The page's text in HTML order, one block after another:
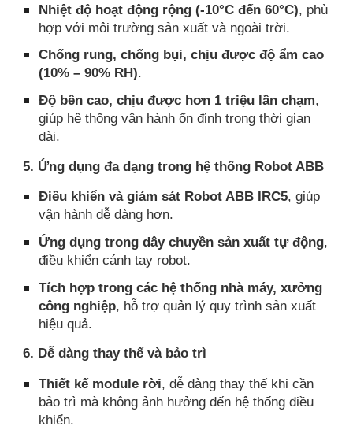
Nhiệt độ hoạt động rộng (-10°C đến 60°C), phù
hợp với môi trường sản xuất và ngoài trời.
Chống rung, chống bụi, chịu được độ ẩm cao
(10% – 90% RH).
Độ bền cao, chịu được hơn 1 triệu lần chạm,
giúp hệ thống vận hành ổn định trong thời gian
dài.
5. Ứng dụng đa dạng trong hệ thống Robot ABB
Điều khiển và giám sát Robot ABB IRC5, giúp
vận hành dễ dàng hơn.
Ứng dụng trong dây chuyền sản xuất tự động,
điều khiển cánh tay robot.
Tích hợp trong các hệ thống nhà máy, xưởng
công nghiệp, hỗ trợ quản lý quy trình sản xuất
hiệu quả.
6. Dễ dàng thay thế và bảo trì
Thiết kế module rời, dễ dàng thay thế khi cần
bảo trì mà không ảnh hưởng đến hệ thống điều
khiển.